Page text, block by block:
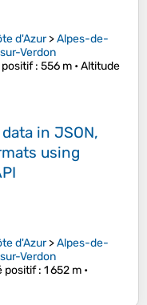
d'Azur>Alpes-de-
Verdon
positif: 556 m •Altitude
in JSON,
using
d'Azur>Alpes-de-
Verdon
positif: 1 652 m •